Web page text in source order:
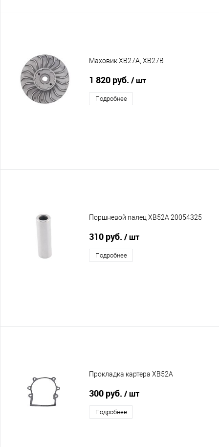
Маховик XB27A, XB27B
1 820 руб. / шт
Подробнее
Поршневой палец XB52A 20054325
310 руб. / шт
Подробнее
Прокладка картера XB52A
300 руб. / шт
Подробнее